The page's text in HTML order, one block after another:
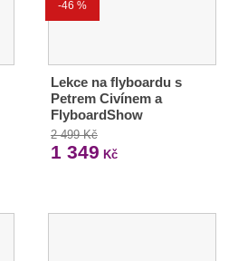
-46 %
Lekce na flyboardu s
Petrem Civínem a
FlyboardShow
2 499 Kč
1 349 Kč